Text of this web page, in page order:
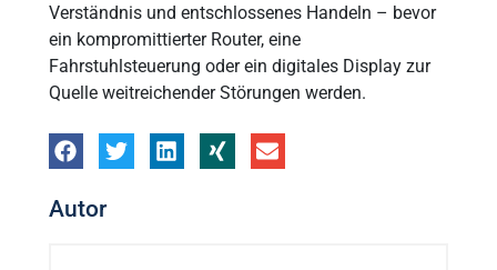
Verständnis und entschlossenes Handeln – bevor
ein kompromittierter Router, eine
Fahrstuhlsteuerung oder ein digitales Display zur
Quelle weitreichender Störungen werden.
Autor